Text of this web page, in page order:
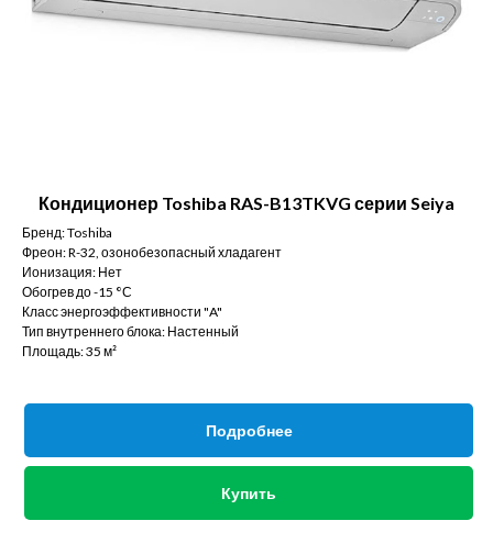
Кондиционер Toshiba RAS-B13TKVG серии Seiya
Бренд: Toshiba
Фреон: R-32, озонобезопасный хладагент
Ионизация: Нет
Обогрев до -15 °С
Класс энергоэффективности "A"
Тип внутреннего блока: Настенный
Площадь: 35 м²
Подробнее
Купить